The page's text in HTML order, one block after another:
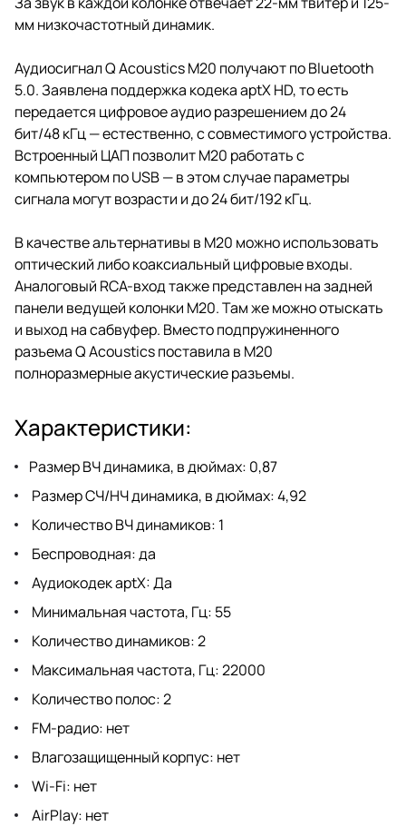
мм низкочастотный динамик.
Аудиосигнал Q Acoustics M20 получают по Bluetooth
5.0. Заявлена поддержка кодека aptX HD, то есть
передается цифровое аудио разрешением до 24
бит/48 кГц — естественно, с совместимого устройства.
Встроенный ЦАП позволит M20 работать с
компьютером по USB — в этом случае параметры
сигнала могут возрасти и до 24 бит/192 кГц.
В качестве альтернативы в M20 можно использовать
оптический либо коаксиальный цифровые входы.
Аналоговый RCA-вход также представлен на задней
панели ведущей колонки М20. Там же можно отыскать
и выход на сабвуфер. Вместо подпружиненного
разъема Q Acoustics поставила в M20
полноразмерные акустические разъемы.
Характеристики:
Размер ВЧ динамика, в дюймах: 0,87
Размер СЧ/НЧ динамика, в дюймах: 4,92
Количество ВЧ динамиков: 1
Беспроводная: да
Аудиокодек aptX: Да
Минимальная частота, Гц: 55
Количество динамиков: 2
Максимальная частота, Гц: 22000
Количество полос: 2
FM-радио: нет
Влагозащищенный корпус: нет
Wi-Fi: нет
AirPlay: нет